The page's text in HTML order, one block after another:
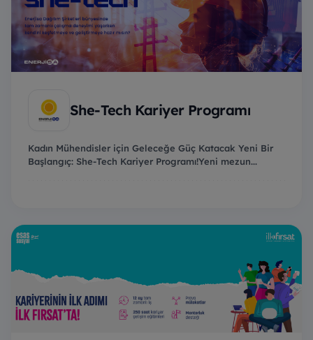
She-Tech Kariyer Programı
Kadın Mühendisler için Geleceğe Güç Katacak Yeni Bir
Başlangıç: She-Tech Kariyer Programı!Yeni mezun...